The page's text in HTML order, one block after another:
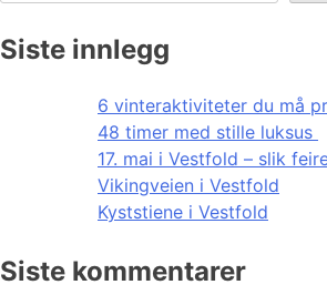
Siste innlegg
6 vinteraktiviteter du må
48 timer med stille luksus
17. mai i Vestfold – slik
Vikingveien i Vestfold
Kyststiene i Vestfold
Siste kommentarer